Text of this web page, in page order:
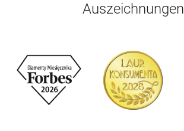
Auszeichnungen